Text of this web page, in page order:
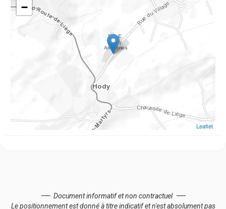
−
Leaflet
Document informatif et non contractuel
Le positionnement est donné à titre indicatif et n'est absolument pas